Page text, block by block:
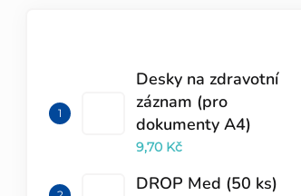
Desky na zdravotní
záznam (pro
dokumenty A4)
9,70 Kč
DROP Med (50 ks)